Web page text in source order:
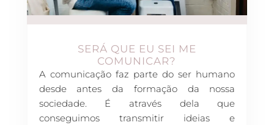
SERÁ QUE EU SEI ME
COMUNICAR?
A comunicação faz parte do ser humano
desde antes da formação da nossa
sociedade. É através dela que
conseguimos transmitir ideias e